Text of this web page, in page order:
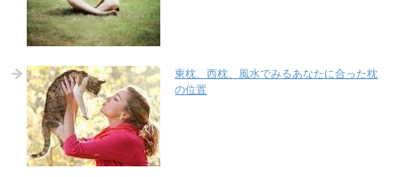
東枕、西枕、風水でみるあなたに合った枕
の位置